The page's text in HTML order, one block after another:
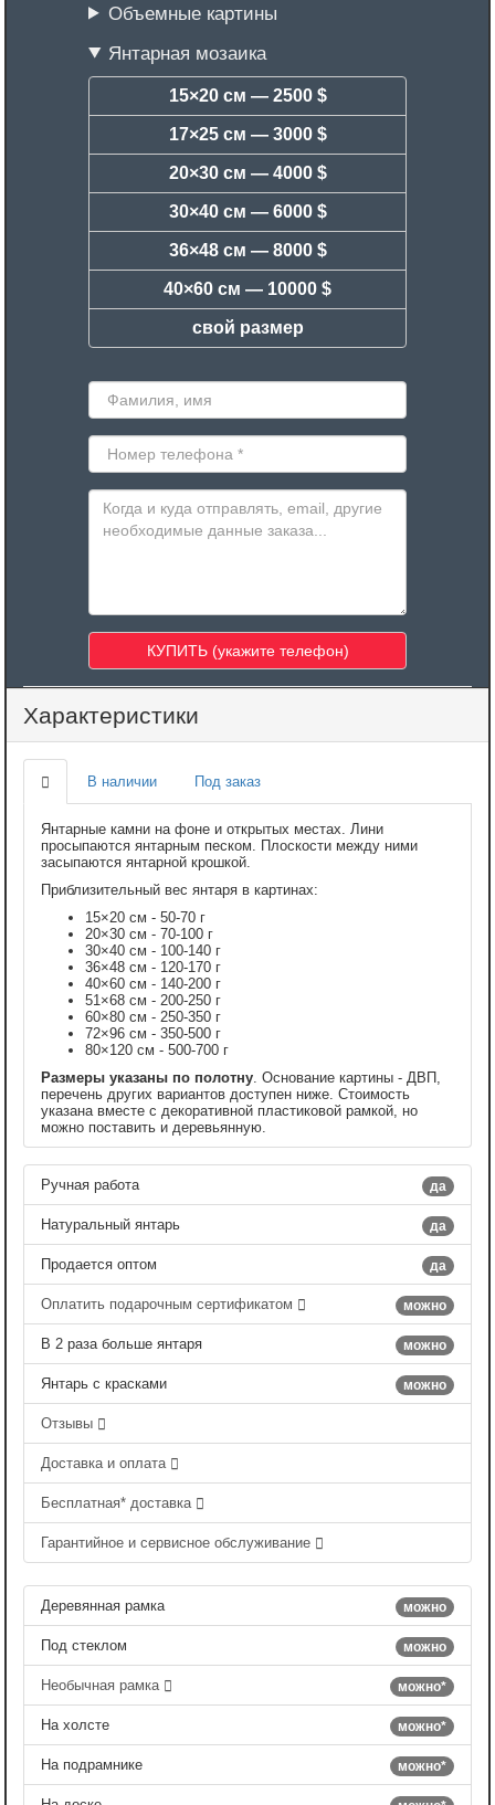
Объемные картины
Янтарная мозаика
15×20 см — 2500 $
17×25 см — 3000 $
20×30 см — 4000 $
30×40 см — 6000 $
36×48 см — 8000 $
40×60 см — 10000 $
свой размер
Характеристики
В наличии Под заказ
Янтарные камни на фоне и открытых местах. Лини
просыпаются янтарным песком. Плоскости между ними
засыпаются янтарной крошкой.
Приблизительный вес янтаря в картинах:
15×20 см - 50-70 г
20×30 см - 70-100 г
30×40 см - 100-140 г
36×48 см - 120-170 г
40×60 см - 140-200 г
51×68 см - 200-250 г
60×80 см - 250-350 г
72×96 см - 350-500 г
80×120 см - 500-700 г
Размеры указаны по полотну . Основание картины - ДВП,
перечень других вариантов доступен ниже. Стоимость
указана вместе с декоративной пластиковой рамкой, но
можно поставить и деревьянную.
да
Ручная работа
да
Натуральный янтарь
да
Продается оптом
можно
Оплатить подарочным сертификатом
можно
В 2 раза больше янтаря
можно
Янтарь с красками
Отзывы
Доставка и оплата
Бесплатная* доставка
Гарантийное и сервисное обслуживание
можно
Деревянная рамка
можно
Под стеклом
можно*
Необычная рамка
можно*
На холсте
можно*
На подрамнике